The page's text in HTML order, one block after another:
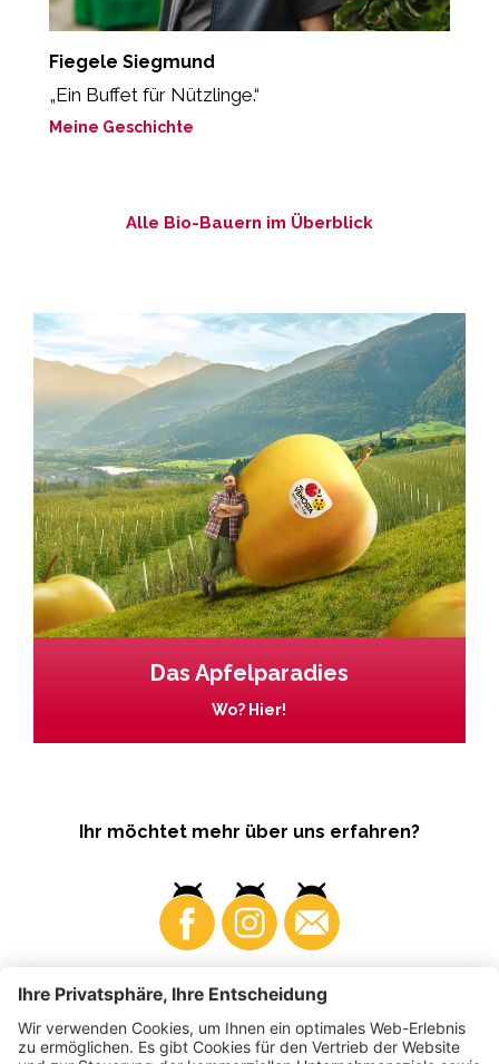
Fiegele Siegmund
„Ein Buffet für Nützlinge.“
Meine Geschichte
Alle Bio-Bauern im Überblick
Das Apfelparadies
Wo? Hier!
Ihr möchtet mehr über uns erfahren?
Business Produzenten